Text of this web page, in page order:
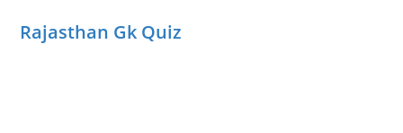
Rajasthan Gk Quiz